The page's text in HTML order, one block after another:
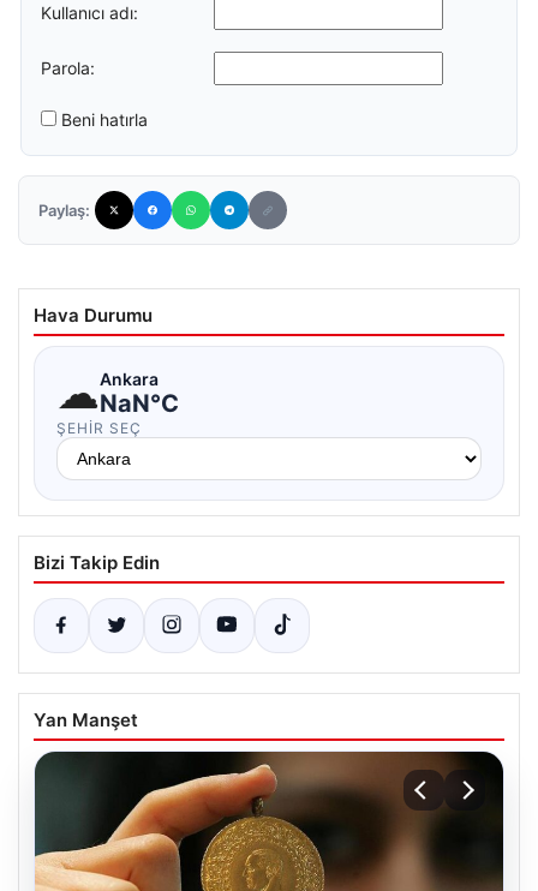
Kullanıcı adı:
Parola:
Beni hatırla
Paylaş:
Hava Durumu
☁Ankara
NaN°C
ŞEHIR SEÇ
Bizi Takip Edin
Yan Manşet